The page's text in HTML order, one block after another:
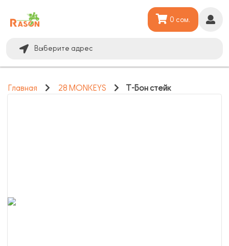
Выберите адрес
0 сом.
Главная 28 MONKEYS Т-Бон стейк